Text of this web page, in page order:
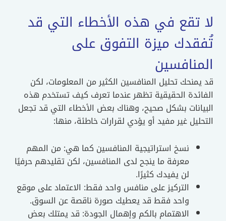
لا تقع في هذه الأخطاء التي قد
تُفقدك ميزة التفوق على
المنافسين
قد يمنحك تحليل المنافسين الكثير من المعلومات، لكن
الفائدة الحقيقية تظهر عندما تعرف كيف تستخدم هذه
البيانات بشكل صحيح، وهناك بعض الأخطاء التي قد تجعل
التحليل غير مفيد أو يؤدي لقرارات خاطئة، منها:
نسخ استراتيجية المنافسين كما هي: من المهم
معرفة ما ينجح لدى المنافسين، لكن تقليدهم حرفيًا
لن يفيدك كثيرًا.
التركيز على منافس واحد فقط: الاعتماد على موقع
واحد فقط قد يعطيك صورة ناقصة عن السوق.
الاهتمام بالكم وإهمال الجودة: قد يمتلك بعض